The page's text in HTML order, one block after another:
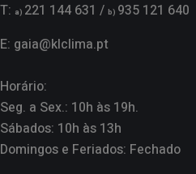
T: a) 221 144 631 / b) 935 121 640
E: gaia@klclima.pt
Horário:
Seg. a Sex.: 10h às 19h.
Sábados: 10h às 13h
Domingos e Feriados: Fechado